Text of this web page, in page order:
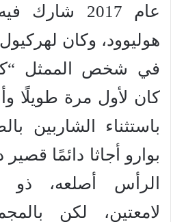
عام 2017
هوليوود، وكان
في شخص الممثل
كان لأول مرة طويلًا
باستثناء الشاربين
بوارو أجاثا دائمًا
الرأس أصلعه، ذو
لامعتين، لكن